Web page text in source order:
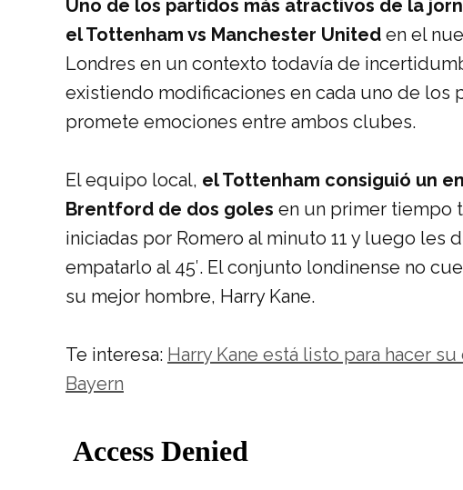
Uno de los partidos más atractivos de la
el Tottenham vs Manchester United en el
Londres en un contexto todavía de
existiendo modificaciones en cada uno de los
promete emociones entre ambos clubes.
El equipo local, el Tottenham consiguió un
Brentford de dos goles en un primer tiempo
iniciadas por Romero al minuto 11 y luego les
empatarlo al 45′. El conjunto londinense no
su mejor hombre, Harry Kane.
Te interesa: Harry Kane está listo para hacer
Bayern